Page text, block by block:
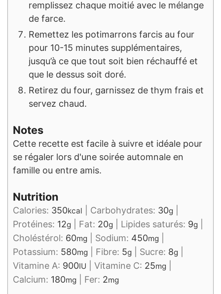
remplissez chaque moitié avec le mélange
de farce.
Remettez les potimarrons farcis au four
pour 10-15 minutes supplémentaires,
jusqu’à ce que tout soit bien réchauffé et
que le dessus soit doré.
Retirez du four, garnissez de thym frais et
servez chaud.
Notes
Cette recette est facile à suivre et idéale pour
se régaler lors d'une soirée automnale en
famille ou entre amis.
Nutrition
Calories: 350kcal Carbohydrates: 30g
Protéines: 12g Fat: 20g Lipides saturés: 9g
Choléstérol: 60mg Sodium: 450mg
Potassium: 580mg Fibre: 5g Sucre: 8g
Vitamine A: 900IU Vitamine C: 25mg
Calcium: 180mg Fer: 2mg